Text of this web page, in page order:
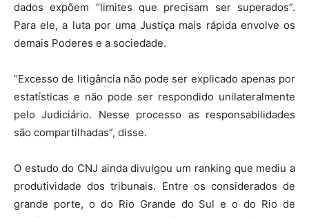
dados expõem “limites que precisam ser superados”.
Para ele, a luta por uma Justiça mais rápida envolve os
demais Poderes e a sociedade.
“Excesso de litigância não pode ser explicado apenas por
estatísticas e não pode ser respondido unilateralmente
pelo Judiciário. Nesse processo as responsabilidades
são compartilhadas”, disse.
O estudo do CNJ ainda divulgou um ranking que mediu a
produtividade dos tribunais. Entre os considerados de
grande porte, o do Rio Grande do Sul e o do Rio de